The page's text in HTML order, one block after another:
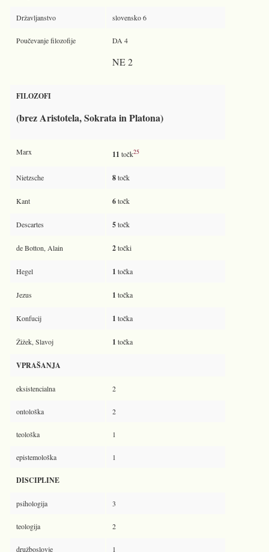
Državljanstvo slovensko 6
Poučevanje filozofije DA 4
NE 2
FILOZOFI
(brez Aristotela, Sokrata in Platona)
Marx 11 točk25
Nietzsche 8točk
Kant 6točk
Descartes 5točk
de Botton, Alain 2točki
Hegel 1 točka
Jezus 1 točka
Konfucij 1 točka
Žižek, Slavoj 1 točka
VPRAŠANJA
eksistencialna 2
ontološka 2
teološka 1
epistemološka 1
DISCIPLINE
psihologija 3
teologija 2
družboslovje 1